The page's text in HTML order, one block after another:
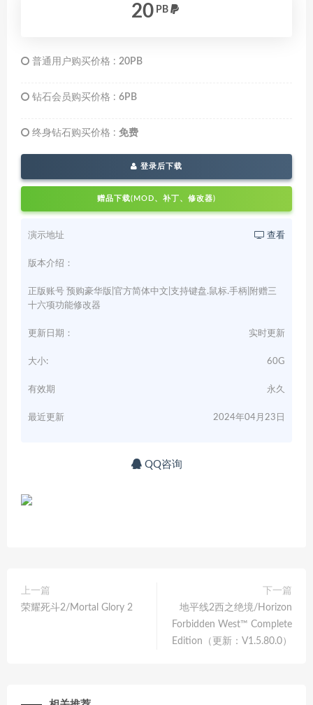
20 PB
普通用户购买价格 : 20PB
钻石会员购买价格 : 6PB
终身钻石购买价格 : 免费
登录后下载
赠品下载(MOD、补丁、修改器)
演示地址 查看
版本介绍：
正版账号 预购豪华版|官方简体中文|支持键盘.鼠标.手柄|附赠三
十六项功能修改器
更新日期： 实时更新
大小: 60G
有效期 永久
最近更新 2024年04月23日
QQ咨询
上一篇
荣耀死斗2/Mortal Glory 2
下一篇
地平线2西之绝境/Horizon
Forbidden West™ Complete
Edition（更新：V1.5.80.0）